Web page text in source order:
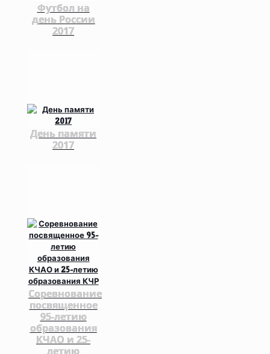
Футбол на
день России
2017
День памяти
2017
Соревнование
посвященное
95-летию
образования
КЧАО и 25-
летию